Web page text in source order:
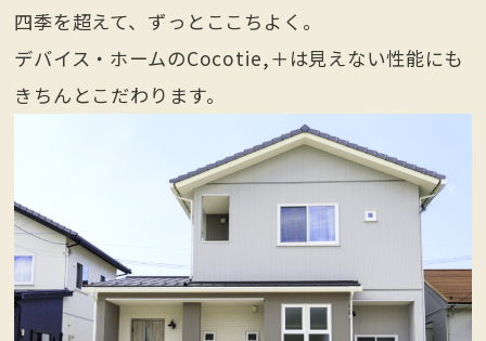
四季を超えて、ずっとここちよく。
デバイス・ホームのCocotie,＋は見えない性能にも
きちんとこだわります。